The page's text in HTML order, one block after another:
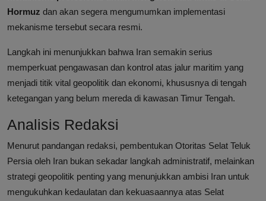
Hormuz dan akan segera mengumumkan implementasi
mekanisme tersebut secara resmi.
Langkah ini menunjukkan bahwa Iran semakin serius
memperkuat pengawasan dan kontrol atas jalur maritim yang
menjadi titik vital geopolitik dan ekonomi, khususnya di tengah
ketegangan yang belum mereda di kawasan Timur Tengah.
Analisis Redaksi
Menurut pandangan redaksi, pembentukan Otoritas Selat Teluk
Persia oleh Iran bukan sekadar langkah administratif, melainkan
strategi geopolitik penting yang menunjukkan ambisi Iran untuk
mengukuhkan kedaulatan dan kekuasaannya atas Selat